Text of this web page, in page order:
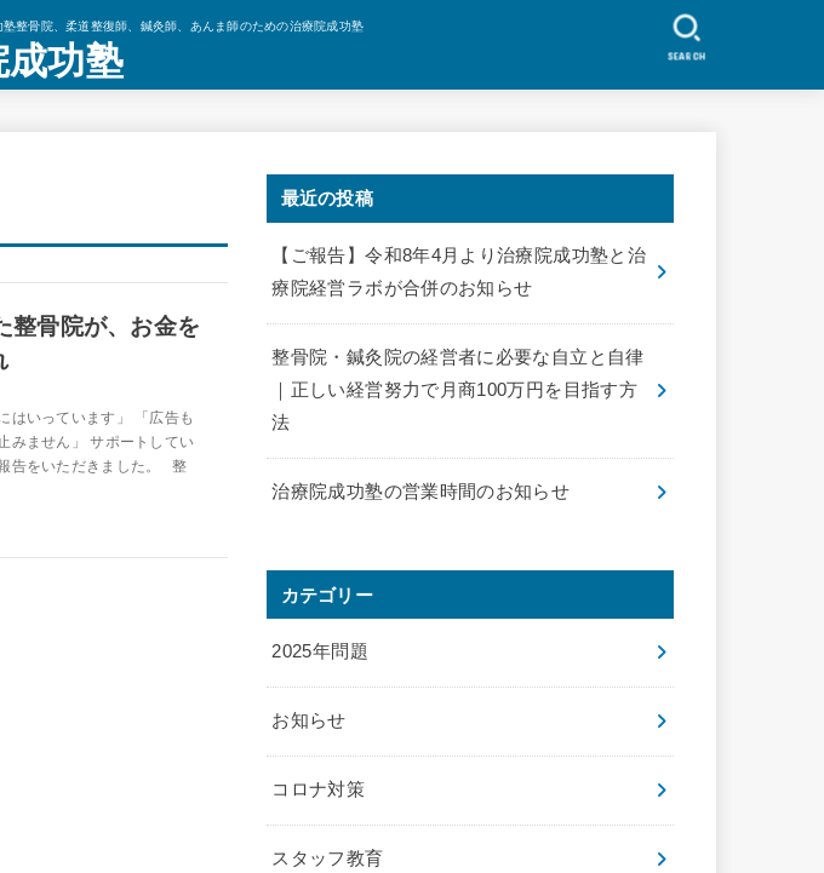
整骨院、柔道整復師、鍼灸師、あんま師のための治療院成功塾
功塾 SEARCH
整骨院が、お金を
はいっています」 「広告も
みません」 サポートしてい
告をいただきました。 整
最近の投稿
【ご報告】令和8年4月より治療院成功塾と治
療院経営ラボが合併のお知らせ
整骨院・鍼灸院の経営者に必要な自立と自律
｜正しい経営努力で月商100万円を目指す方
法
治療院成功塾の営業時間のお知らせ
カテゴリー
2025年問題
お知らせ
コロナ対策
スタッフ教育